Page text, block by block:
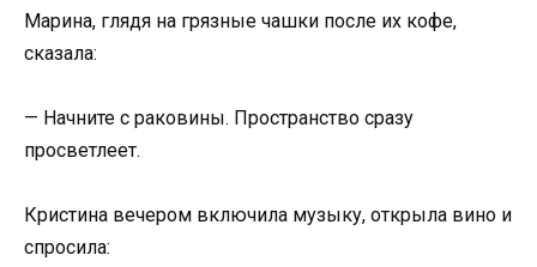
Марина, глядя на грязные чашки после их кофе,
сказала:
— Начните с раковины. Пространство сразу
просветлеет.
Кристина вечером включила музыку, открыла вино и
спросила: